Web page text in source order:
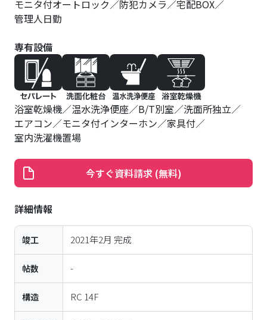
モニタ付オートロック
防犯カメラ
宅配BOX
管理人日勤
専有設備
浴室乾燥機 温水洗浄便座 B/T別室
洗面所独立
エアコン
モニタ付インターホン
家具付
室内洗濯機置場
今すぐ資料請求 (無料)
詳細情報
竣工 2021年2月 完成
帖数 -
構造 RC 14F